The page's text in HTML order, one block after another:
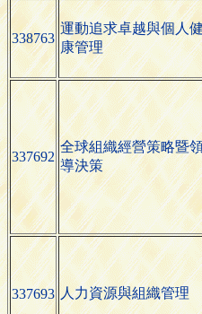
338763
運動追求卓越與個人
康管理
337692
全球組織經營策略暨
導決策
337693 人力資源與組織管理